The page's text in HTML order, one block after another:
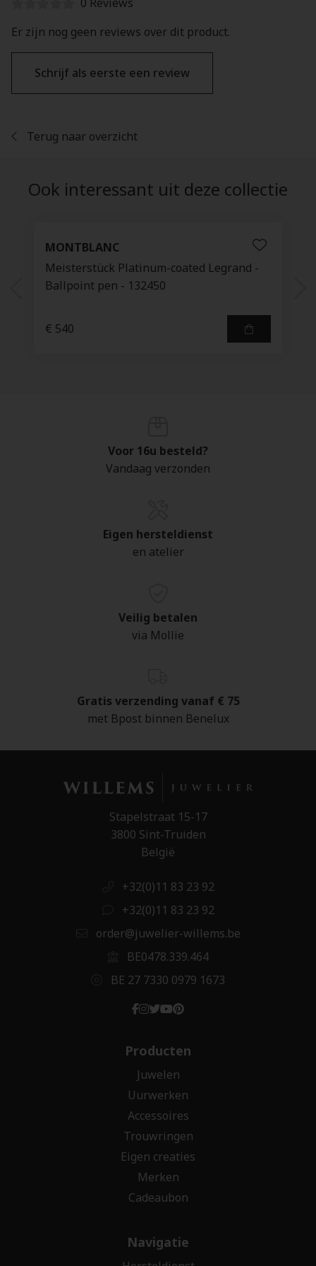
Er zijn nog geen reviews over dit product.
Schrijf als eerste een review
Terug naar overzicht
Ook interessant uit deze collectie
MONTBLANC
Meisterstück Platinum-coated Legrand -
Ballpoint pen - 132450
€ 540
Voor 16u besteld?
Vandaag verzonden
Eigen hersteldienst
en atelier
Veilig betalen
via Mollie
Gratis verzending vanaf € 75
met Bpost binnen Benelux
Stapelstraat 15-17
3800 Sint-Truiden
België
+32(0)11 83 23 92
+32(0)11 83 23 92
order@juwelier-willems.be
BE0478.339.464
BE 27 7330 0979 1673
Producten
Juwelen
Uurwerken
Accessoires
Trouwringen
Eigen creaties
Merken
Cadeaubon
Navigatie